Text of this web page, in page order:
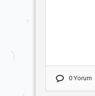
0 Yorum